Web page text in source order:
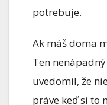
potrebuje.
Ak máš doma
Ten
uvedomil, že
práve keď si to